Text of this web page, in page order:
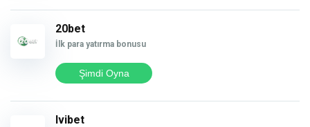
20bet
İlk para yatırma bonusu
Şimdi Oyna
Ivibet